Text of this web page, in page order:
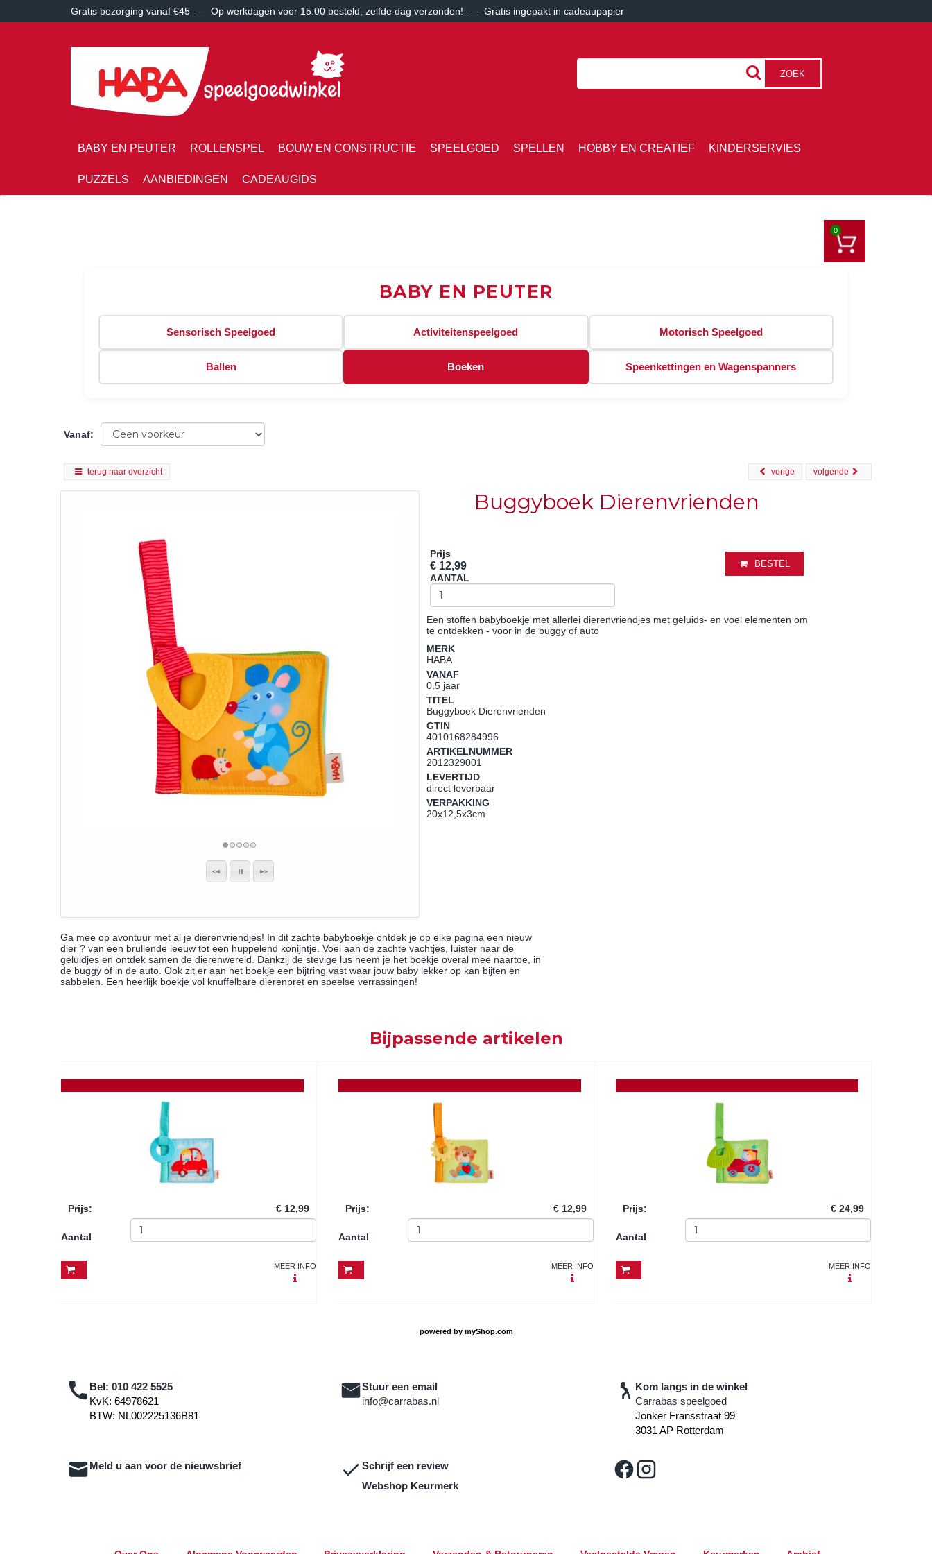
Gratis bezorging vanaf €45 — Op werkdagen voor 15:00 besteld, zelfde dag verzonden! — Gratis ingepakt in cadeaupapier
ZOEK
BABY EN PEUTER ROLLENSPEL BOUW EN CONSTRUCTIE SPEELGOED SPELLEN HOBBY EN CREATIEF KINDERSERVIES
PUZZELS AANBIEDINGEN CADEAUGIDS
0
BABY EN PEUTER
Sensorisch Speelgoed Activiteitenspeelgoed Motorisch Speelgoed
Ballen Boeken Speenkettingen en Wagenspanners
Vanaf:
terug naar overzicht volgende
vorige
Buggyboek Dierenvrienden
Prijs
€ 12,99
AANTAL
BESTEL
Een stoffen babyboekje met allerlei dierenvriendjes met geluids- en voel elementen om
te ontdekken - voor in de buggy of auto
MERK
HABA
VANAF
0,5 jaar
TITEL
Buggyboek Dierenvrienden
GTIN
4010168284996
ARTIKELNUMMER
2012329001
LEVERTIJD
direct leverbaar
VERPAKKING
20x12,5x3cm
Ga mee op avontuur met al je dierenvriendjes! In dit zachte babyboekje ontdek je op elke pagina een nieuw
dier ? van een brullende leeuw tot een huppelend konijntje. Voel aan de zachte vachtjes, luister naar de
geluidjes en ontdek samen de dierenwereld. Dankzij de stevige lus neem je het boekje overal mee naartoe, in
de buggy of in de auto. Ook zit er aan het boekje een bijtring vast waar jouw baby lekker op kan bijten en
sabbelen. Een heerlijk boekje vol knuffelbare dierenpret en speelse verrassingen!
Bijpassende artikelen
Prijs: € 12,99
Aantal
MEER INFO
Prijs: € 12,99
Aantal
MEER INFO
Prijs: € 24,99
Aantal
MEER INFO
powered by myShop.com
Bel: 010 422 5525
KvK: 64978621
BTW: NL002225136B81
Stuur een email
info@carrabas.nl
Kom langs in de winkel
Carrabas speelgoed
Jonker Fransstraat 99
3031 AP Rotterdam
Meld u aan voor de nieuwsbrief
Schrijf een review
Webshop Keurmerk